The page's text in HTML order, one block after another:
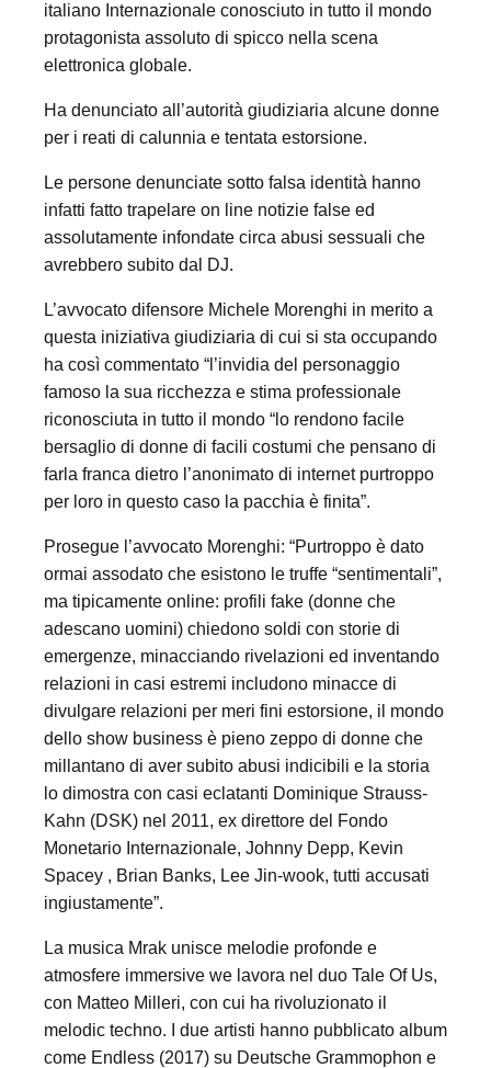
italiano Internazionale conosciuto in tutto il mondo
protagonista assoluto di spicco nella scena
elettronica globale.
Ha denunciato all’autorità giudiziaria alcune donne
per i reati di calunnia e tentata estorsione.
Le persone denunciate sotto falsa identità hanno
infatti fatto trapelare on line notizie false ed
assolutamente infondate circa abusi sessuali che
avrebbero subito dal DJ.
L’avvocato difensore Michele Morenghi in merito a
questa iniziativa giudiziaria di cui si sta occupando
ha così commentato “l’invidia del personaggio
famoso la sua ricchezza e stima professionale
riconosciuta in tutto il mondo “lo rendono facile
bersaglio di donne di facili costumi che pensano di
farla franca dietro l’anonimato di internet purtroppo
per loro in questo caso la pacchia è finita”.
Prosegue l’avvocato Morenghi: “Purtroppo è dato
ormai assodato che esistono le truffe “sentimentali”,
ma tipicamente online: profili fake (donne che
adescano uomini) chiedono soldi con storie di
emergenze, minacciando rivelazioni ed inventando
relazioni in casi estremi includono minacce di
divulgare relazioni per meri fini estorsione, il mondo
dello show business è pieno zeppo di donne che
millantano di aver subito abusi indicibili e la storia
lo dimostra con casi eclatanti Dominique Strauss-
Kahn (DSK) nel 2011, ex direttore del Fondo
Monetario Internazionale, Johnny Depp, Kevin
Spacey , Brian Banks, Lee Jin-wook, tutti accusati
ingiustamente”.
La musica Mrak unisce melodie profonde e
atmosfere immersive we lavora nel duo Tale Of Us,
con Matteo Milleri, con cui ha rivoluzionato il
melodic techno. I due artisti hanno pubblicato album
come Endless (2017) su Deutsche Grammophon e